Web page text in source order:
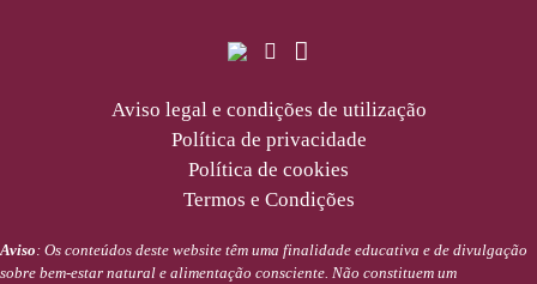
Aviso legal e condições de utilização
Política de privacidade
Política de cookies
Termos e Condições
Aviso: Os conteúdos deste website têm uma finalidade educativa e de divulgação
sobre bem-estar natural e alimentação consciente. Não constituem um